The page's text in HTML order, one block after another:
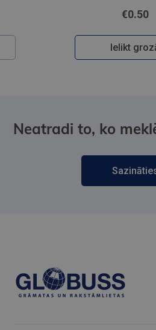
€0.50
Ielikt
Neatradi to, ko